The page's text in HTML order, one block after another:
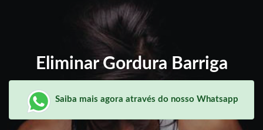
Eliminar Gordura Barriga
Saiba mais agora através do nosso Whatsapp